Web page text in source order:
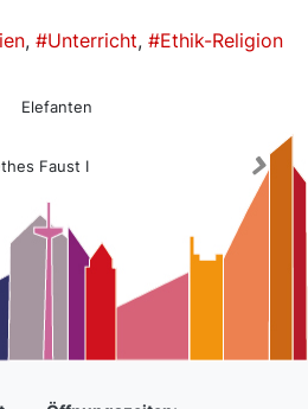
Unterricht Ethik-Religion
Elefanten
Faust I